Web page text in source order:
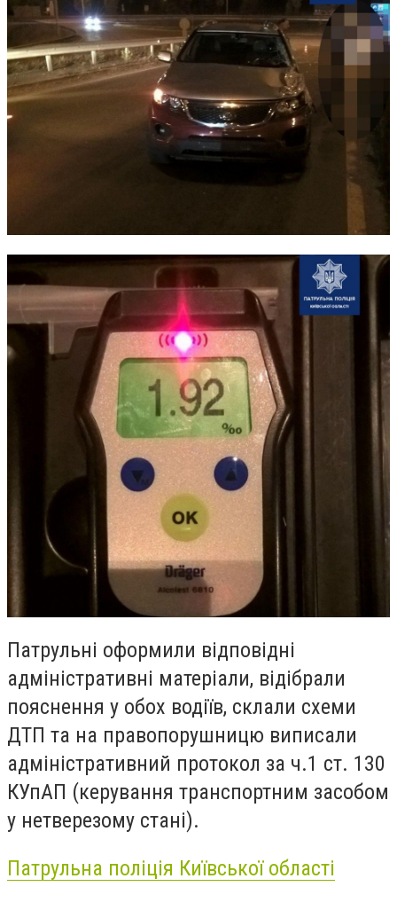
Патрульні оформили відповідні
адміністративні матеріали, відібрали
пояснення у обох водіїв, склали схеми
ДТП та на правопорушницю виписали
адміністративний протокол за ч.1 ст. 130
КУпАП (керування транспортним засобом
у нетверезому стані).
Патрульна поліція Київської області